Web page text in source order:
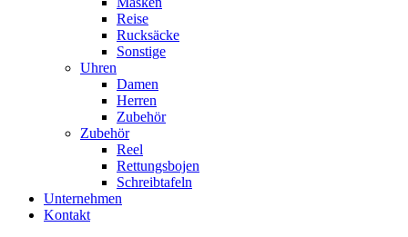
Reise
Rucksäcke
Sonstige
Uhren
Damen
Herren
Zubehör
Zubehör
Reel
Rettungsbojen
Schreibtafeln
Unternehmen
Kontakt